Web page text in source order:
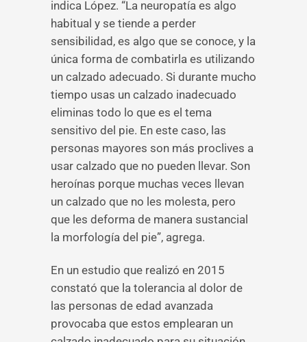
indica López. “La neuropatía es algo
habitual y se tiende a perder
sensibilidad, es algo que se conoce, y la
única forma de combatirla es utilizando
un calzado adecuado. Si durante mucho
tiempo usas un calzado inadecuado
eliminas todo lo que es el tema
sensitivo del pie. En este caso, las
personas mayores son más proclives a
usar calzado que no pueden llevar. Son
heroínas porque muchas veces llevan
un calzado que no les molesta, pero
que les deforma de manera sustancial
la morfología del pie”, agrega.
En un estudio que realizó en 2015
constató que la tolerancia al dolor de
las personas de edad avanzada
provocaba que estos emplearan un